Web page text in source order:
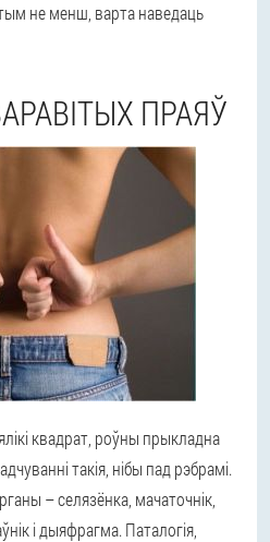
не менш, варта наведаць
ПРАЯЎ
квадрат, роўны прыкладна
такія, нібы пад рэбрамі.
– селязёнка, мачаточнік,
і дыяфрагма. Паталогія,